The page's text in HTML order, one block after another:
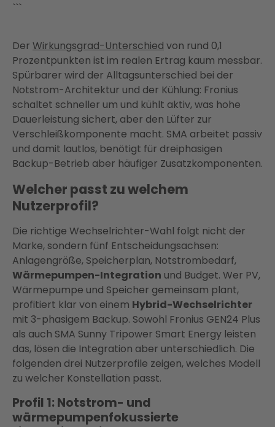
```
Der Wirkungsgrad-Unterschied von rund 0,1
Prozentpunkten ist im realen Ertrag kaum messbar.
Spürbarer wird der Alltagsunterschied bei der
Notstrom-Architektur und der Kühlung: Fronius
schaltet schneller um und kühlt aktiv, was hohe
Dauerleistung sichert, aber den Lüfter zur
Verschleißkomponente macht. SMA arbeitet passiv
und damit lautlos, benötigt für dreiphasigen
Backup-Betrieb aber häufiger Zusatzkomponenten.
Welcher passt zu welchem
Nutzerprofil?
Die richtige Wechselrichter-Wahl folgt nicht der
Marke, sondern fünf Entscheidungsachsen:
Anlagengröße, Speicherplan, Notstrombedarf,
Wärmepumpen-Integration und Budget. Wer PV,
Wärmepumpe und Speicher gemeinsam plant,
profitiert klar von einem Hybrid-Wechselrichter
mit 3-phasigem Backup. Sowohl Fronius GEN24 Plus
als auch SMA Sunny Tripower Smart Energy leisten
das, lösen die Integration aber unterschiedlich. Die
folgenden drei Nutzerprofile zeigen, welches Modell
zu welcher Konstellation passt.
Profil 1: Notstrom- und
wärmepumpenfokussierte